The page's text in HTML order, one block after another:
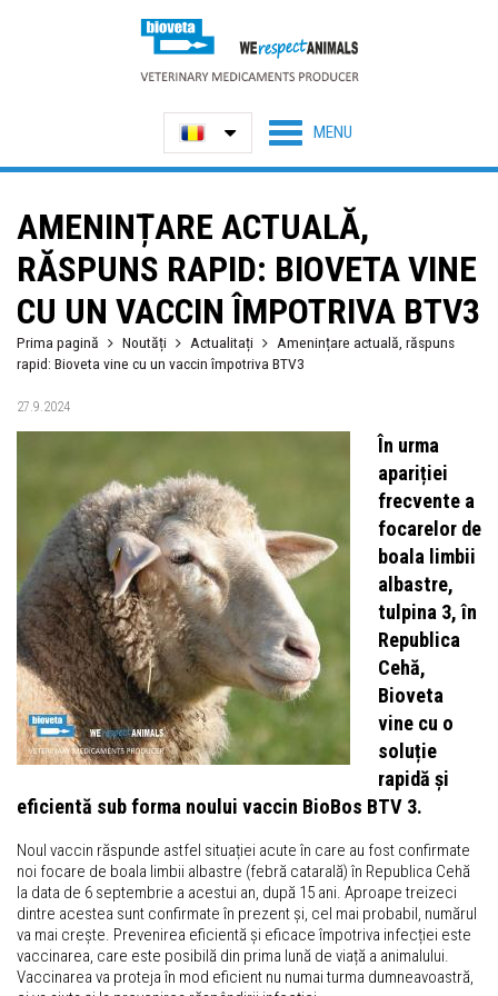
AMENINȚARE ACTUALĂ,
RĂSPUNS RAPID: BIOVETA VINE
CU UN VACCIN ÎMPOTRIVA BTV3
Prima pagină Noutăți Actualitați
Amenințare actuală, răspuns
rapid: Bioveta vine cu un vaccin împotriva BTV3
27.9.2024
În urma
apariției
frecvente a
focarelor de
boala limbii
albastre,
tulpina 3, în
Republica
Cehă,
Bioveta
vine cu o
soluție
rapidă și
eficientă sub forma noului vaccin BioBos BTV 3.
Noul vaccin răspunde astfel situației acute în care au fost confirmate
noi focare de boala limbii albastre (febră catarală) în Republica Cehă
la data de 6 septembrie a acestui an, după 15 ani. Aproape treizeci
dintre acestea sunt confirmate în prezent și, cel mai probabil, numărul
va mai crește. Prevenirea eficientă și eficace împotriva infecției este
vaccinarea, care este posibilă din prima lună de viață a animalului.
Vaccinarea va proteja în mod eficient nu numai turma dumneavoastră,